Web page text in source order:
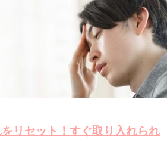
リセット！すぐ取り入れられ